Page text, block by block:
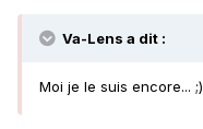
Va-Lens a dit :
Moi je le suis encore... ;)